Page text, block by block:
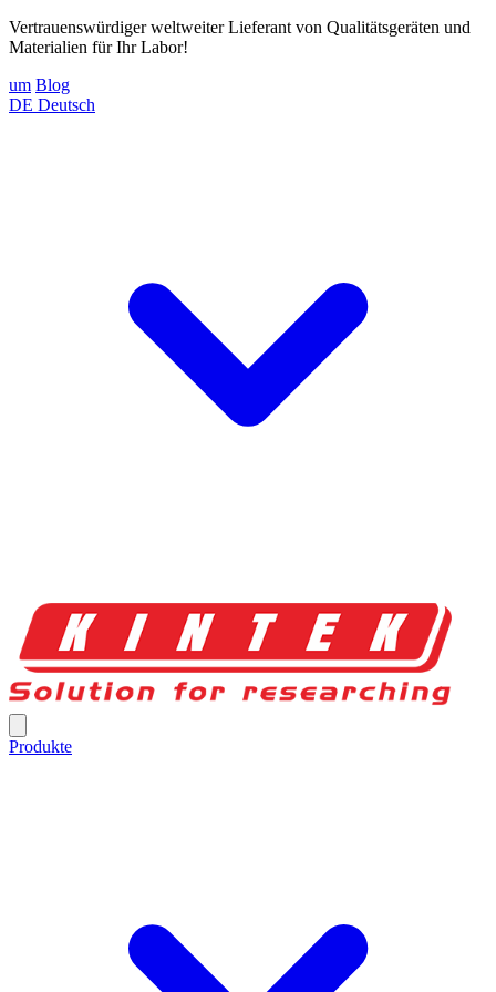
Vertrauenswürdiger weltweiter Lieferant von Qualitätsgeräten und
Materialien für Ihr Labor!
um Blog
DE Deutsch
Produkte